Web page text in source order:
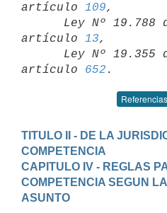
artículo 109,
artículo 13,
artículo 652
TITULO II - DE LA
COMPETENCIA
CAPITULO IV - REGLAS
COMPETENCIA SEGUN
ASUNTO